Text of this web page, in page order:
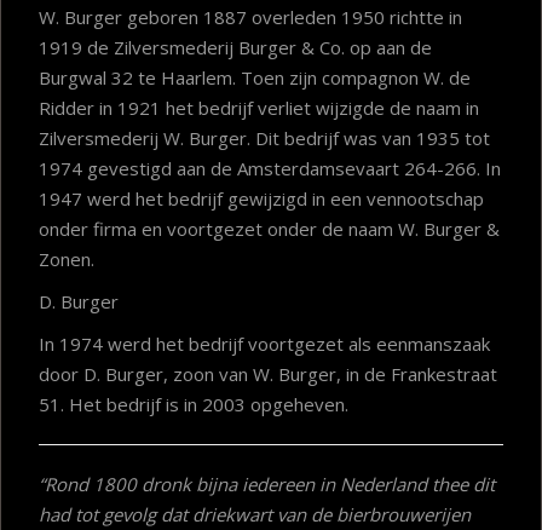
W. Burger geboren 1887 overleden 1950 richtte in
1919 de Zilversmederij Burger & Co. op aan de
Burgwal 32 te Haarlem. Toen zijn compagnon W. de
Ridder in 1921 het bedrijf verliet wijzigde de naam in
Zilversmederij W. Burger. Dit bedrijf was van 1935 tot
1974 gevestigd aan de Amsterdamsevaart 264-266. In
1947 werd het bedrijf gewijzigd in een vennootschap
onder firma en voortgezet onder de naam W. Burger &
Zonen.
D. Burger
In 1974 werd het bedrijf voortgezet als eenmanszaak
door D. Burger, zoon van W. Burger, in de Frankestraat
51. Het bedrijf is in 2003 opgeheven.
“Rond 1800 dronk bijna iedereen in Nederland thee dit
had tot gevolg dat driekwart van de bierbrouwerijen